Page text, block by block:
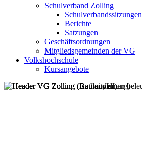
Schulverband Zolling
Schulverbandssitzungen
Berichte
Satzungen
Geschäftsordnungen
Mitgliedsgemeinden der VG
Volkshochschule
Kursangebote